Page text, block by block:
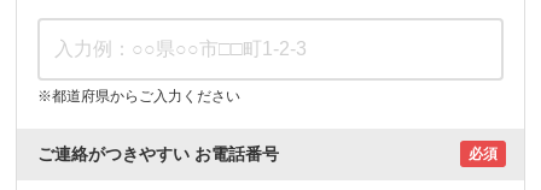
※都道府県からご入力ください
ご連絡がつきやすい お電話番号 必須